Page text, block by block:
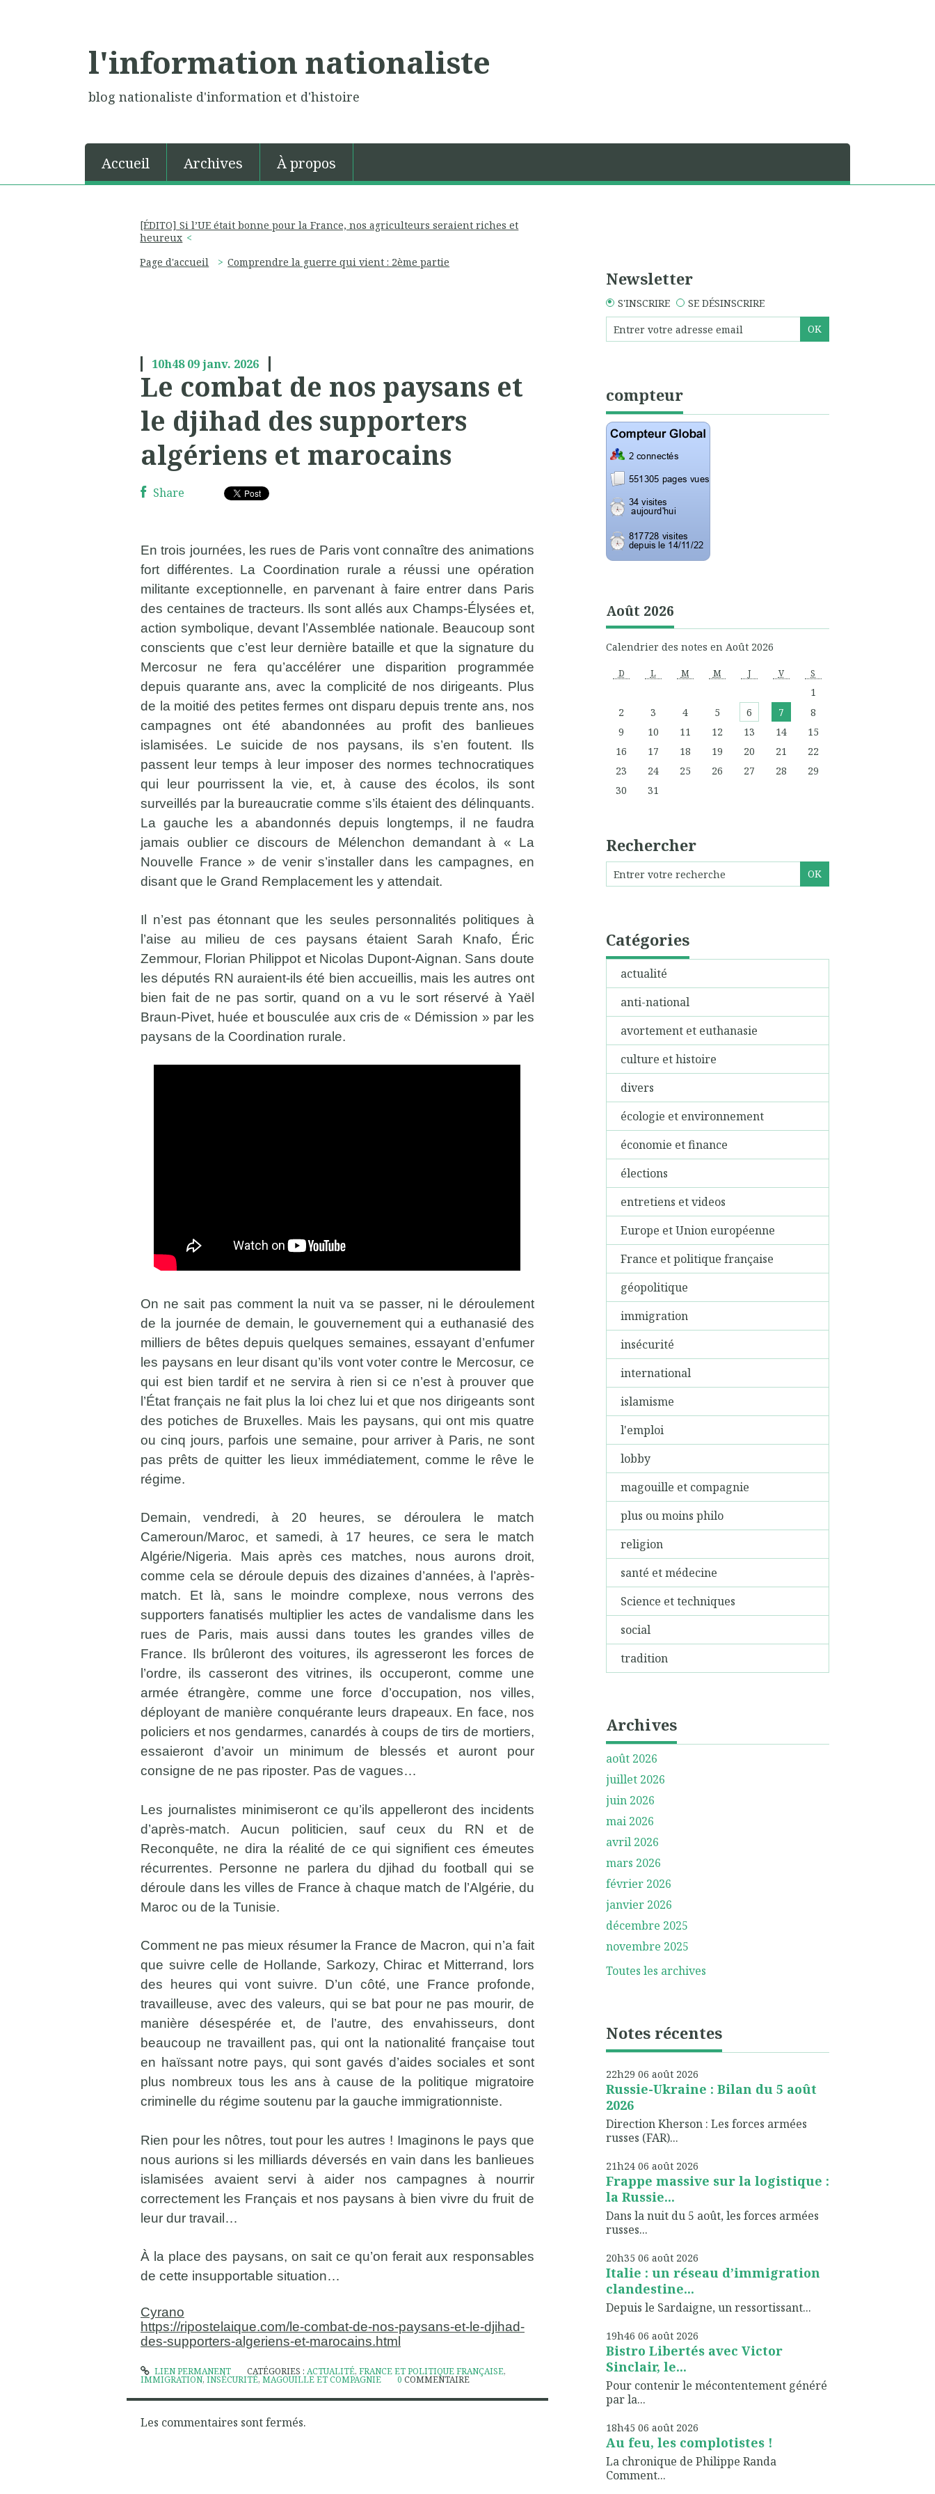
l'information nationaliste
blog nationaliste d'information et d'histoire
Accueil Archives À propos
[ÉDITO] Si l’UE était bonne pour la France, nos agriculteurs seraient riches et
heureux
Page d'accueil
Comprendre la guerre qui vient : 2ème partie
10h48 09janv. 2026
Le combat de nos paysans et
le djihad des supporters
algériens et marocains
Share
En trois journées, les rues de Paris vont connaître des animations
fort différentes. La Coordination rurale a réussi une opération
militante exceptionnelle, en parvenant à faire entrer dans Paris
des centaines de tracteurs. Ils sont allés aux Champs-Élysées et,
action symbolique, devant l’Assemblée nationale. Beaucoup sont
conscients que c’est leur dernière bataille et que la signature du
Mercosur ne fera qu’accélérer une disparition programmée
depuis quarante ans, avec la complicité de nos dirigeants. Plus
de la moitié des petites fermes ont disparu depuis trente ans, nos
campagnes ont été abandonnées au profit des banlieues
islamisées. Le suicide de nos paysans, ils s’en foutent. Ils
passent leur temps à leur imposer des normes technocratiques
qui leur pourrissent la vie, et, à cause des écolos, ils sont
surveillés par la bureaucratie comme s’ils étaient des délinquants.
La gauche les a abandonnés depuis longtemps, il ne faudra
jamais oublier ce discours de Mélenchon demandant à « La
Nouvelle France » de venir s’installer dans les campagnes, en
disant que le Grand Remplacement les y attendait.
Il n’est pas étonnant que les seules personnalités politiques à
l’aise au milieu de ces paysans étaient Sarah Knafo, Éric
Zemmour, Florian Philippot et Nicolas Dupont-Aignan. Sans doute
les députés RN auraient-ils été bien accueillis, mais les autres ont
bien fait de ne pas sortir, quand on a vu le sort réservé à Yaël
Braun-Pivet, huée et bousculée aux cris de « Démission » par les
paysans de la Coordination rurale.
On ne sait pas comment la nuit va se passer, ni le déroulement
de la journée de demain, le gouvernement qui a euthanasié des
milliers de bêtes depuis quelques semaines, essayant d’enfumer
les paysans en leur disant qu’ils vont voter contre le Mercosur, ce
qui est bien tardif et ne servira à rien si ce n’est à prouver que
l’État français ne fait plus la loi chez lui et que nos dirigeants sont
des potiches de Bruxelles. Mais les paysans, qui ont mis quatre
ou cinq jours, parfois une semaine, pour arriver à Paris, ne sont
pas prêts de quitter les lieux immédiatement, comme le rêve le
régime.
Demain, vendredi, à 20 heures, se déroulera le match
Cameroun/Maroc, et samedi, à 17 heures, ce sera le match
Algérie/Nigeria. Mais après ces matches, nous aurons droit,
comme cela se déroule depuis des dizaines d’années, à l’après-
match. Et là, sans le moindre complexe, nous verrons des
supporters fanatisés multiplier les actes de vandalisme dans les
rues de Paris, mais aussi dans toutes les grandes villes de
France. Ils brûleront des voitures, ils agresseront les forces de
l’ordre, ils casseront des vitrines, ils occuperont, comme une
armée étrangère, comme une force d’occupation, nos villes,
déployant de manière conquérante leurs drapeaux. En face, nos
policiers et nos gendarmes, canardés à coups de tirs de mortiers,
essaieront d’avoir un minimum de blessés et auront pour
consigne de ne pas riposter. Pas de vagues…
Les journalistes minimiseront ce qu’ils appelleront des incidents
d’après-match. Aucun politicien, sauf ceux du RN et de
Reconquête, ne dira la réalité de ce qui signifient ces émeutes
récurrentes. Personne ne parlera du djihad du football qui se
déroule dans les villes de France à chaque match de l’Algérie, du
Maroc ou de la Tunisie.
Comment ne pas mieux résumer la France de Macron, qui n’a fait
que suivre celle de Hollande, Sarkozy, Chirac et Mitterrand, lors
des heures qui vont suivre. D’un côté, une France profonde,
travailleuse, avec des valeurs, qui se bat pour ne pas mourir, de
manière désespérée et, de l’autre, des envahisseurs, dont
beaucoup ne travaillent pas, qui ont la nationalité française tout
en haïssant notre pays, qui sont gavés d’aides sociales et sont
plus nombreux tous les ans à cause de la politique migratoire
criminelle du régime soutenu par la gauche immigrationniste.
Rien pour les nôtres, tout pour les autres ! Imaginons le pays que
nous aurions si les milliards déversés en vain dans les banlieues
islamisées avaient servi à aider nos campagnes à nourrir
correctement les Français et nos paysans à bien vivre du fruit de
leur dur travail…
À la place des paysans, on sait ce qu’on ferait aux responsables
de cette insupportable situation…
Cyrano
https://ripostelaique.com/le-combat-de-nos-paysans-et-le-djihad-
des-supporters-algeriens-et-marocains.html
LIEN PERMANENT CATÉGORIES :ACTUALITÉ,FRANCE ET POLITIQUE FRANÇAISE,
IMMIGRATION, INSÉCURITÉ, MAGOUILLE ET COMPAGNIE 0 COMMENTAIRE
Les commentaires sont fermés.
Newsletter
S'INSCRIRE SE DÉSINSCRIRE
compteur
Août 2026
Calendrier des notes en Août 2026
D L M M J V S
1
2
3 4 5 6 7
8
9
10 11 12 13 14
15
16
17 18 19 20 21
22
23
24 25 26 27 28
29
30
31
Rechercher
Catégories
actualité
anti-national
avortement et euthanasie
culture et histoire
divers
écologie et environnement
économie et finance
élections
entretiens et videos
Europe et Union européenne
France et politique française
géopolitique
immigration
insécurité
international
islamisme
l'emploi
lobby
magouille et compagnie
plus ou moins philo
religion
santé et médecine
Science et techniques
social
tradition
Archives
août 2026
juillet 2026
juin 2026
mai 2026
avril 2026
mars 2026
février 2026
janvier 2026
décembre 2025
novembre 2025
Toutes les archives
Notes récentes
22h29 06 août 2026
Russie-Ukraine : Bilan du 5 août
2026
Direction Kherson : Les forces armées
russes (FAR)...
21h24 06 août 2026
Frappe massive sur la logistique :
la Russie...
Dans la nuit du 5 août, les forces armées
russes...
20h35 06 août 2026
Italie : un réseau d’immigration
clandestine...
Depuis le Sardaigne, un ressortissant...
19h46 06 août 2026
Bistro Libertés avec Victor
Sinclair, le...
Pour contenir le mécontentement généré
par la...
18h45 06 août 2026
Au feu, les complotistes !
La chronique de Philippe Randa
Comment...